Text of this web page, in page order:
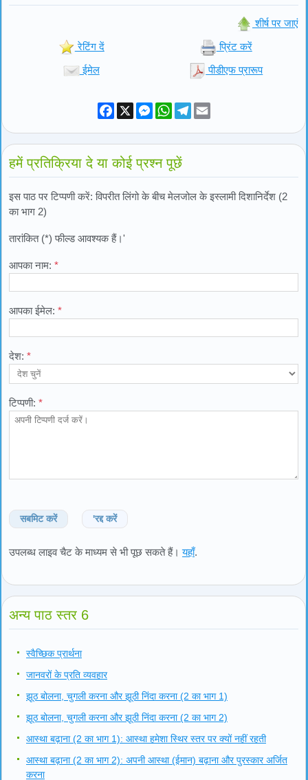
शीर्ष पर जाएं
रेटिंग दें प्रिंट करें
ईमेल पीडीएफ प्रारूप
Facebook
X Messenger
WhatsApp
Telegram
हमें प्रतिक्रिया दे या कोई प्रश्न पूछें
इस पाठ पर टिप्पणी करें: विपरीत लिंगो के बीच मेलजोल के इस्लामी दिशानिर्देश (2
का भाग 2)
तारांकित (*) फील्ड आवश्यक हैं।'
आपका नाम: *
आपका ईमेल: *
देश: *
टिप्पणी: *
सबमिट करें 'रद्द करें
उपलब्ध लाइव चैट के माध्यम से भी पूछ सकते हैं।यहाँ.
अन्य पाठ स्तर 6
स्वैच्छिक प्रार्थना
जानवरों के प्रति व्यवहार
झूठ बोलना, चुगली करना और झूठी निंदा करना (2 का भाग 1)
झूठ बोलना, चुगली करना और झूठी निंदा करना (2 का भाग 2)
आस्था बढ़ाना (2 का भाग 1): आस्था हमेशा स्थिर स्तर पर क्यों नहीं रहती
आस्था बढ़ाना (2 का भाग 2): अपनी आस्था (ईमान) बढ़ाना और पुरस्कार अर्जित
करना